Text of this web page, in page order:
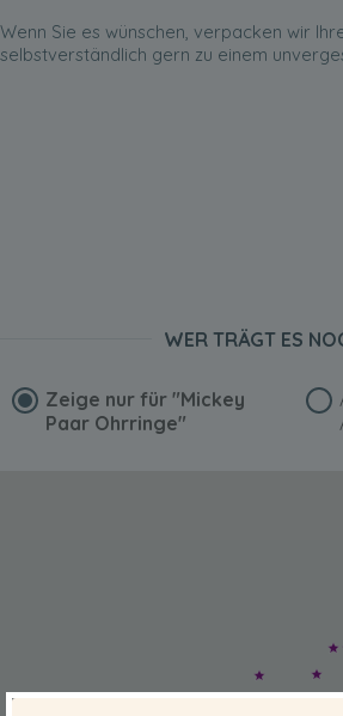
Wenn Sie es wünschen, verpacken wir
selbstverständlich gern zu einem
WER TRÄGT ES
Zeige nur für "Mickey
Paar Ohrringe"